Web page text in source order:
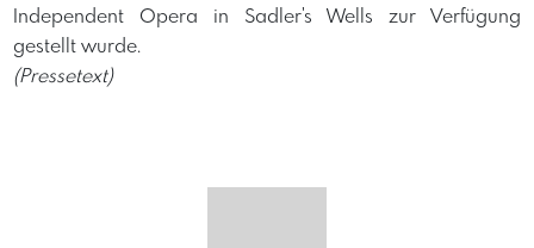
Independent Opera in Sadler's Wells zur Verfügung
gestellt wurde.
(Pressetext)